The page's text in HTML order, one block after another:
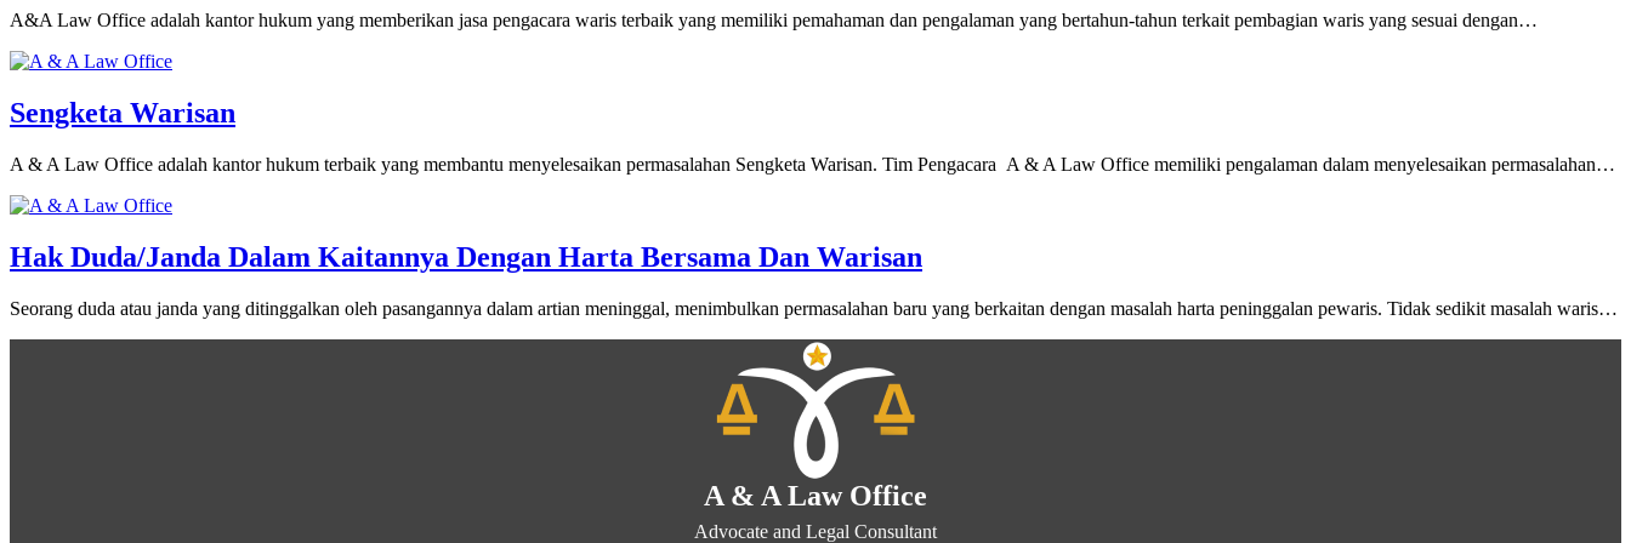
A&A Law Office adalah kantor hukum yang memberikan jasa pengacara waris terbaik yang memiliki pemahaman dan pengalaman yang bertahun-tahun terkait pembagian waris yang sesuai dengan…
Sengketa Warisan
A & A Law Office adalah kantor hukum terbaik yang membantu menyelesaikan permasalahan Sengketa Warisan. Tim Pengacara A & A Law Office memiliki pengalaman dalam menyelesaikan permasalahan…
Hak Duda/Janda Dalam Kaitannya Dengan Harta Bersama Dan Warisan
Seorang duda atau janda yang ditinggalkan oleh pasangannya dalam artian meninggal, menimbulkan permasalahan baru yang berkaitan dengan masalah harta peninggalan pewaris. Tidak sedikit masalah waris…
A & A Law Office
Advocate and Legal Consultant